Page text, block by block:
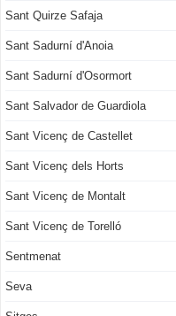
Sant Quirze Safaja
Sant Sadurní d'Anoia
Sant Sadurní d'Osormort
Sant Salvador de Guardiola
Sant Vicenç de Castellet
Sant Vicenç dels Horts
Sant Vicenç de Montalt
Sant Vicenç de Torelló
Sentmenat
Seva